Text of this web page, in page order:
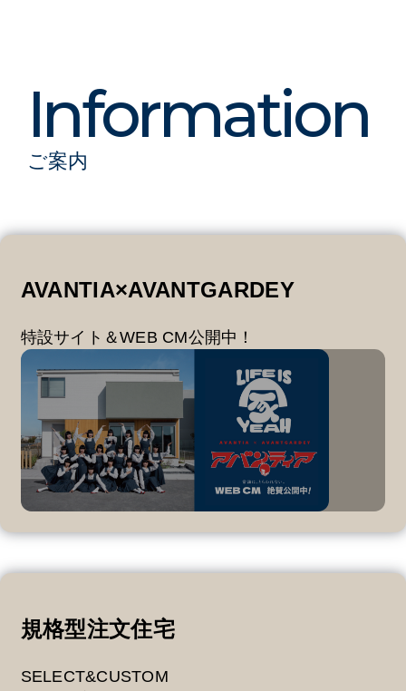
ご案内
AVANTIA×AVANTGARDEY
特設サイト＆WEB CM公開中！
規格型注文住宅
SELECT&CUSTOM